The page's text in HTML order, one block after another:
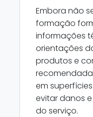
Embora não
formação
informações
orientações
produtos e
em
evitar danos
do serviço.